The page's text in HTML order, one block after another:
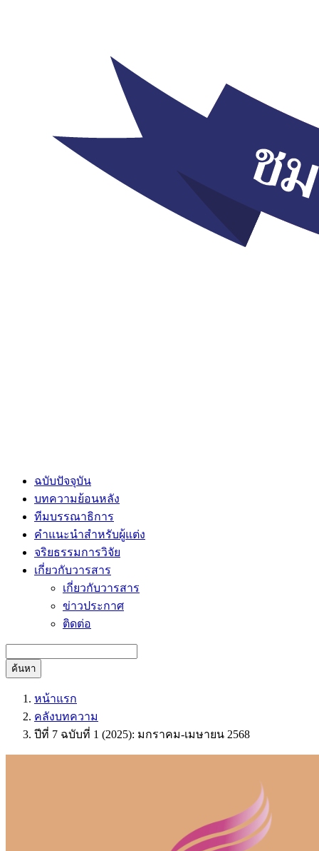
ฉบับปัจจุบัน
บทความย้อนหลัง
ทีมบรรณาธิการ
คำแนะนำสำหรับผู้แต่ง
จริยธรรมการวิจัย
เกี่ยวกับวารสาร
เกี่ยวกับวารสาร
ข่าวประกาศ
ติดต่อ
ค้นหา
หน้าแรก
คลังบทความ
ปีที่ 7 ฉบับที่ 1 (2025): มกราคม-เมษายน 2568